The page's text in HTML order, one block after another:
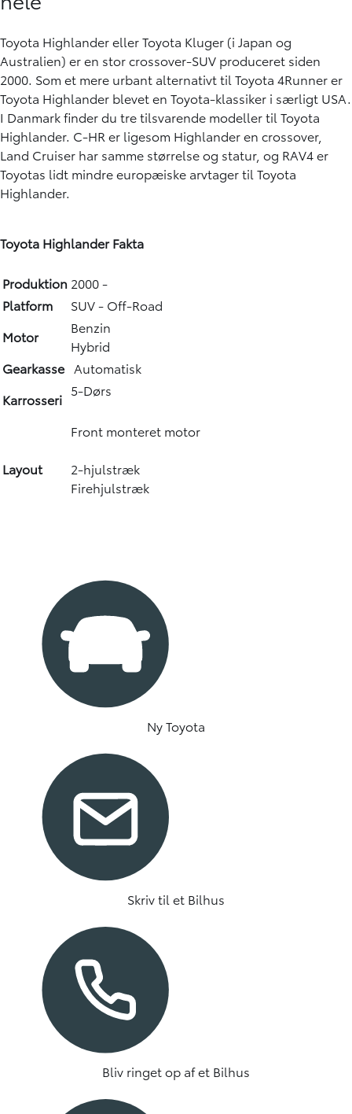
Toyota Highlander eller Toyota Kluger (i Japan og
Australien) er en stor crossover-SUV produceret siden
2000. Som et mere urbant alternativt til Toyota 4Runner er
Toyota Highlander blevet en Toyota-klassiker i særligt USA.
I Danmark finder du tre tilsvarende modeller til Toyota
Highlander. C-HR er ligesom Highlander en crossover,
Land Cruiser har samme størrelse og statur, og RAV4 er
Toyotas lidt mindre europæiske arvtager til Toyota
Highlander.
Toyota Highlander Fakta
Produktion 2000 -
Platform
SUV - Off-Road
Motor
Benzin
Hybrid
Gearkasse Automatisk
Karrosseri
5-Dørs
Layout
Front monteret motor
2-hjulstræk
Firehjulstræk
Ny Toyota
Skriv til et Bilhus
Bliv ringet op af et Bilhus